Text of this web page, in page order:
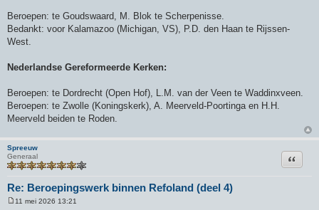
h
t
Beroepen: te Goudswaard, M. Blok te Scherpenisse.
Bedankt: voor Kalamazoo (Michigan, VS), P.D. den Haan te Rijssen-
West.
Nederlandse Gereformeerde Kerken:
Beroepen: te Dordrecht (Open Hof), L.M. van der Veen te Waddinxveen.
Beroepen: te Zwolle (Koningskerk), A. Meerveld-Poortinga en H.H.
Meerveld beiden te Roden.
Spreeuw
Generaal
Re: Beroepingswerk binnen Refoland (deel 4)
Citeer
11 mei 2026 13:21